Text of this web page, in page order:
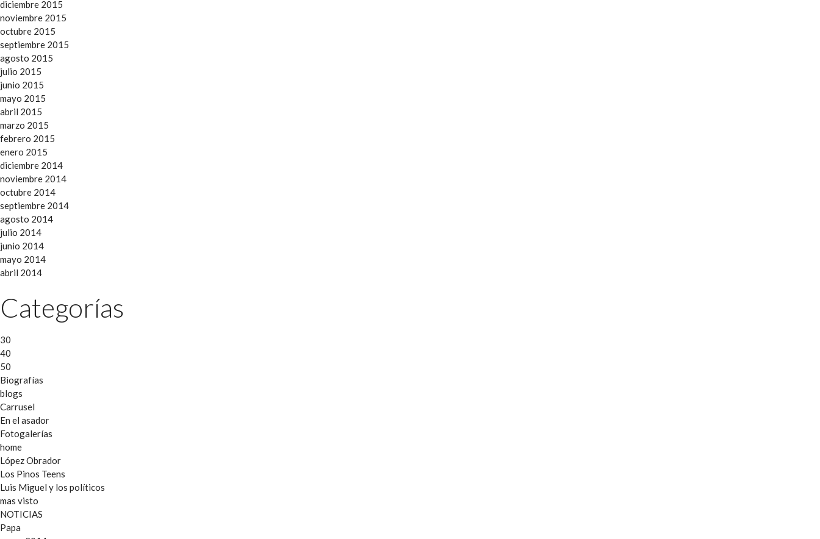
diciembre 2015
noviembre 2015
octubre 2015
septiembre 2015
agosto 2015
julio 2015
junio 2015
mayo 2015
abril 2015
marzo 2015
febrero 2015
enero 2015
diciembre 2014
noviembre 2014
octubre 2014
septiembre 2014
agosto 2014
julio 2014
junio 2014
mayo 2014
abril 2014
Categorías
30
40
50
Biografías
blogs
Carrusel
En el asador
Fotogalerías
home
López Obrador
Los Pinos Teens
Luis Miguel y los políticos
mas visto
NOTICIAS
Papa